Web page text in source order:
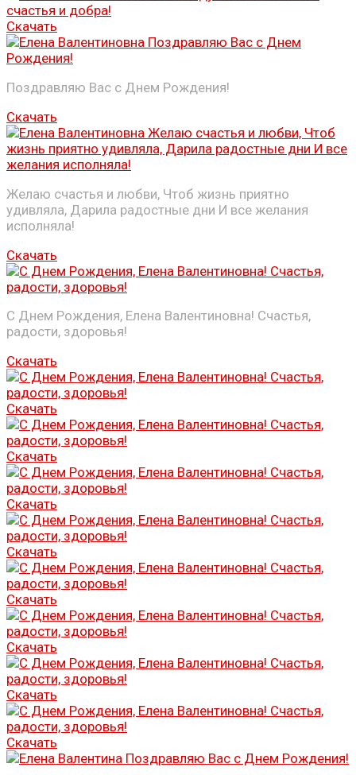
Скачать
Поздравляю Вас с Днем Рождения!
Скачать
Желаю счастья и любви, Чтоб жизнь приятно
удивляла, Дарила радостные дни И все желания
исполняла!
Скачать
С Днем Рождения, Елена Валентиновна! Счастья,
радости, здоровья!
Скачать
Скачать
Скачать
Скачать
Скачать
Скачать
Скачать
Скачать
Скачать